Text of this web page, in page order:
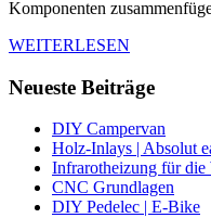
Komponenten
WEITERLESEN
Neueste Beiträge
DIY Campervan
Holz-Inlays | Absolut
Infrarotheizung für
CNC Grundlagen
DIY Pedelec | E-Bike